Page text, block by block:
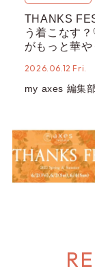
THANKS
う着こなす
がもっと華
my axes 編集
2026.06.12 Fri.